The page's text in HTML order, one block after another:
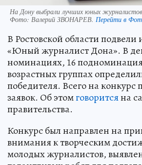
На Дону выбрали лучших юных
Фото: Валерий ЗВОНАРЕВ. Перейти в
В Ростовской области подвели
«Юный журналист Дона». В
номинациях, 16
возрастных группах
победителя. Всего на конкурс
заявок. Об этомговоритсяна
правительства.
Конкурс был направлен на
внимания к творческим
молодых журналистов,